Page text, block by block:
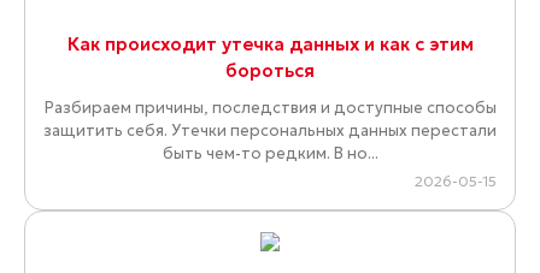
Как происходит утечка данных и как с этим
бороться
Разбираем причины, последствия и доступные способы
защитить себя. Утечки персональных данных перестали
быть чем-то редким. В но...
2026-05-15